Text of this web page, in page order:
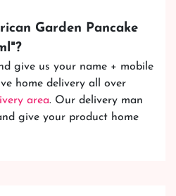
Garden Pancake
"?
give us your name + mobile
home delivery all over
area. Our delivery man
give your product home